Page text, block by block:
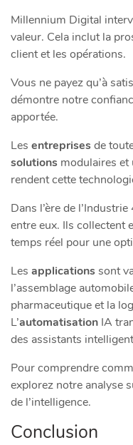
Millennium Digital
valeur. Cela inclut la
client et les opérations.
Vous ne payez qu’à
démontre notre
apportée.
Les entreprisesde
solutions modulaires et
rendent cette
Dans l’ère de
entre eux. Ils collectent
temps réel pour une
Les applicationssont
l’assemblage
pharmaceutique et la
L’automatisation IA
des assistants
Pour comprendre
explorez notre analyse
de l’intelligence.
Conclusion